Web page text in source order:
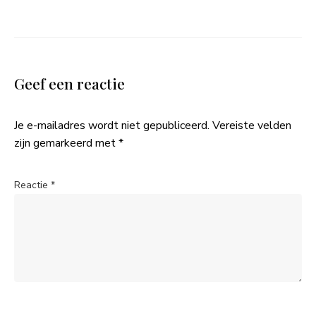
Geef een reactie
Je e-mailadres wordt niet gepubliceerd. Vereiste velden
zijn gemarkeerd met*
Reactie *